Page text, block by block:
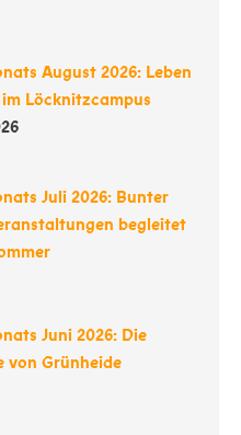
August 2026: Leben
Löcknitzcampus
Juli 2026: Bunter
begleitet
Juni 2026: Die
von Grünheide